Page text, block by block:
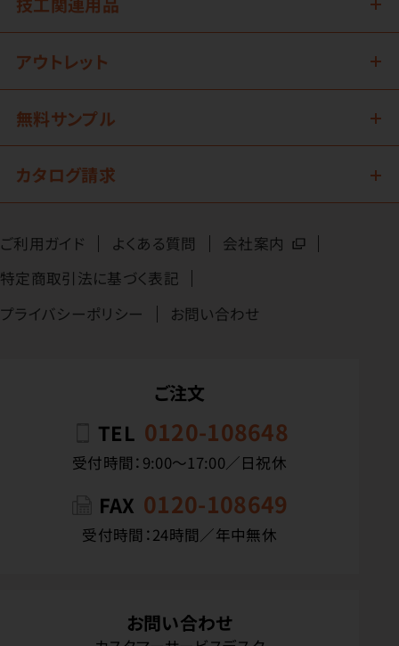
アウトレット
無料サンプル
カタログ請求
ご利用ガイド よくある質問
会社案内
特定商取引法に基づく表記
プライバシーポリシー
お問い合わせ
ご注文
TEL 0120-108648
受付時間：9:00〜17:00／日祝休
FAX 0120-108649
受付時間：24時間／年中無休
お問い合わせ